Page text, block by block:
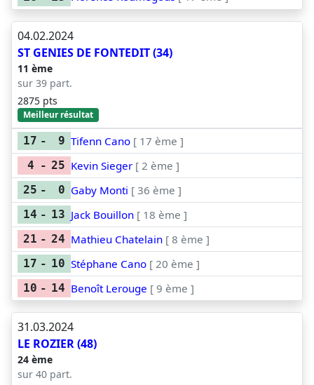
04.02.2024
ST GENIES DE FONTEDIT (34)
11 ème
sur 39 part.
2875 pts
Meilleur résultat
17 - 9 Tifenn Cano [ 17 ème ]
4 - 25 Kevin Sieger [ 2 ème ]
25 - 0 Gaby Monti [ 36 ème ]
14 - 13 Jack Bouillon [ 18 ème ]
21 - 24 Mathieu Chatelain [ 8 ème ]
17 - 10 Stéphane Cano [ 20 ème ]
10 - 14 Benoît Lerouge [ 9 ème ]
31.03.2024
LE ROZIER (48)
24 ème
sur 40 part.